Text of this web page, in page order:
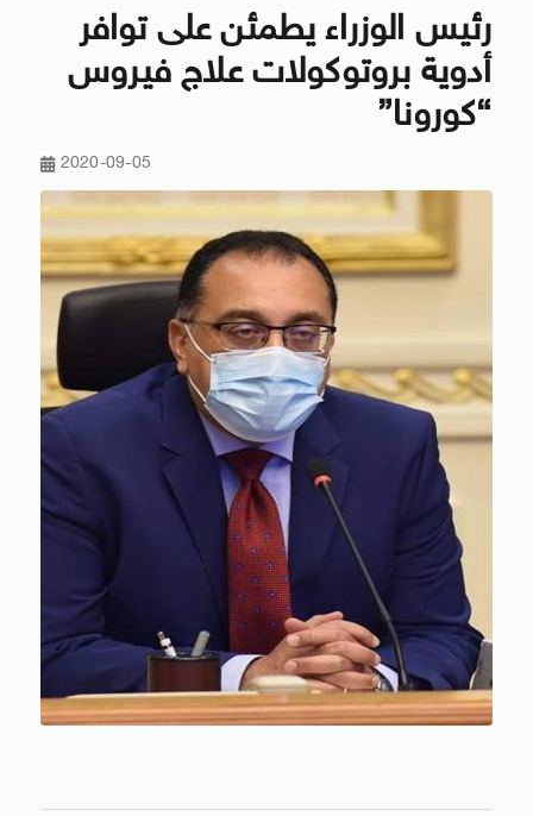
رئيس الوزراء يطمئن على توافر
أدوية بروتوكولات علاج فيروس
“كورونا”
2020-09-05